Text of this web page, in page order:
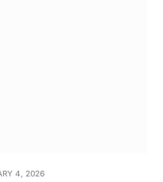
4, 2026